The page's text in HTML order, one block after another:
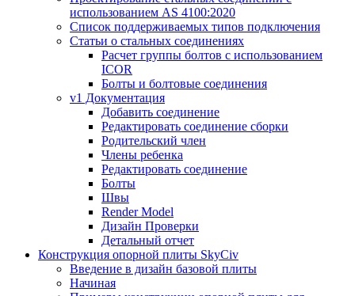
использованием AS 4100:2020
Список поддерживаемых типов подключения
Статьи о стальных соединениях
Расчет группы болтов с использованием
ICOR
Болты и болтовые соединения
v1 Документация
Добавить соединение
Редактировать соединение сборки
Родительский член
Члены ребенка
Редактировать соединение
Болты
Швы
Render Model
Дизайн Проверки
Детальный отчет
Конструкция опорной плиты SkyCiv
Введение в дизайн базовой плиты
Начиная